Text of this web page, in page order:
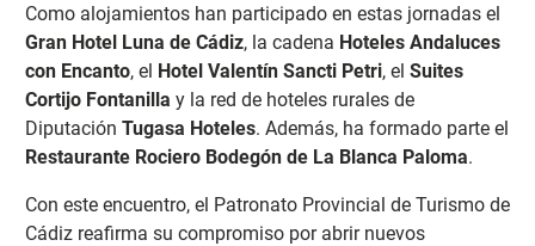
Como alojamientos han participado en estas jornadas el
Gran Hotel Luna de Cádiz, la cadena Hoteles Andaluces
con Encanto, el Hotel Valentín Sancti Petri, el Suites
Cortijo Fontanilla y la red de hoteles rurales de
Diputación Tugasa Hoteles. Además, ha formado parte el
Restaurante Rociero Bodegón de La Blanca Paloma.
Con este encuentro, el Patronato Provincial de Turismo de
Cádiz reafirma su compromiso por abrir nuevos